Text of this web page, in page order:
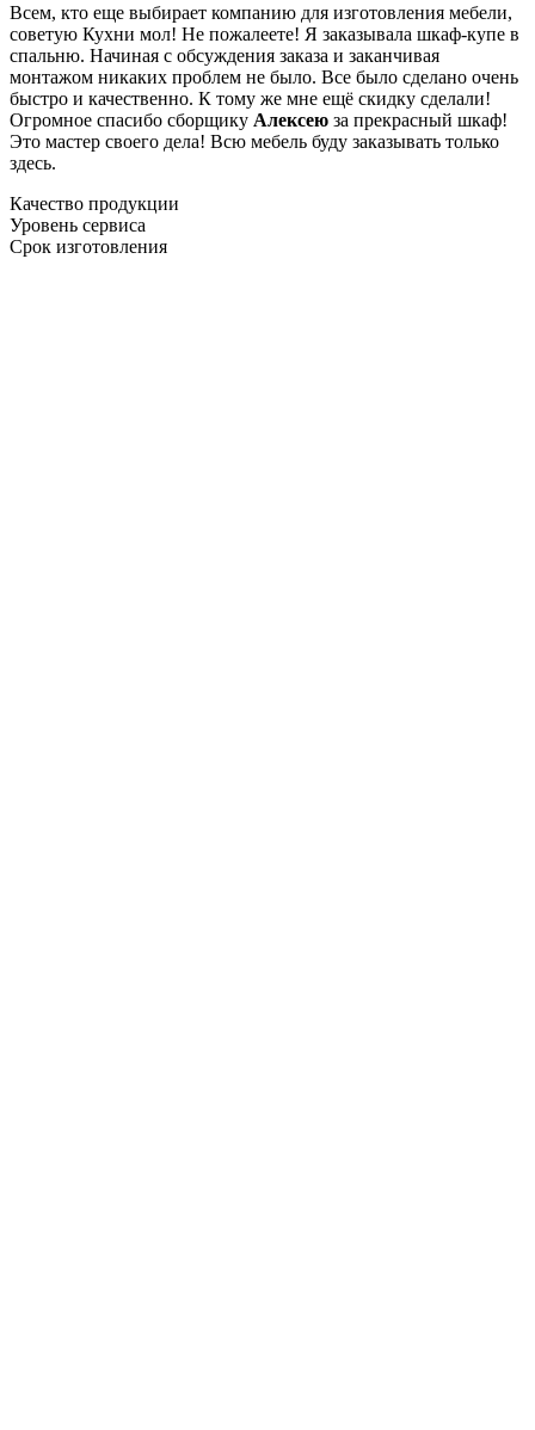
Всем, кто еще выбирает компанию для изготовления мебели,
советую Кухни мол! Не пожалеете! Я заказывала шкаф-купе в
спальню. Начиная с обсуждения заказа и заканчивая
монтажом никаких проблем не было. Все было сделано очень
быстро и качественно. К тому же мне ещё скидку сделали!
Огромное спасибо сборщику Алексею за прекрасный шкаф!
Это мастер своего дела! Всю мебель буду заказывать только
здесь.
Качество продукции
Уровень сервиса
Срок изготовления